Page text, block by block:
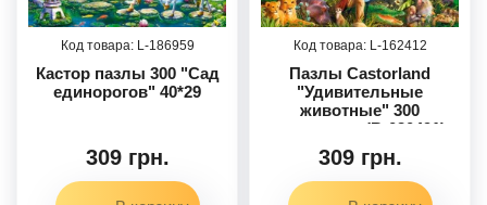
186959
Кастор пазлы 300 "Сад
единорогов" 40*29
309 грн.
162412
Пазлы Castorland
"Удивительные
животные" 300
элементов (B-030491)
309 грн.